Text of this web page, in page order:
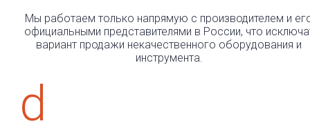
Мы работаем только напрямую с производителем и
официальными представителями в России, что
вариант продажи некачественного оборудования и
инструмента.
d